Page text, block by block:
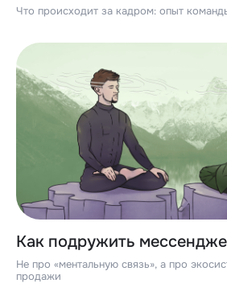
Что происходит за кадром: опыт
Как подружить
Не про «ментальную связь», а про
продажи